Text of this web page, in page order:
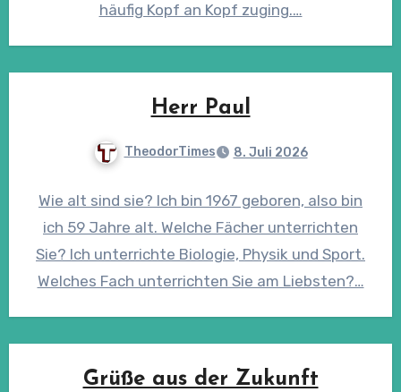
häufig Kopf an Kopf zuging.…
Herr Paul
TheodorTimes 8. Juli 2026
Wie alt sind sie? Ich bin 1967 geboren, also bin
ich 59 Jahre alt. Welche Fächer unterrichten
Sie? Ich unterrichte Biologie, Physik und Sport.
Welches Fach unterrichten Sie am Liebsten?…
Grüße aus der Zukunft